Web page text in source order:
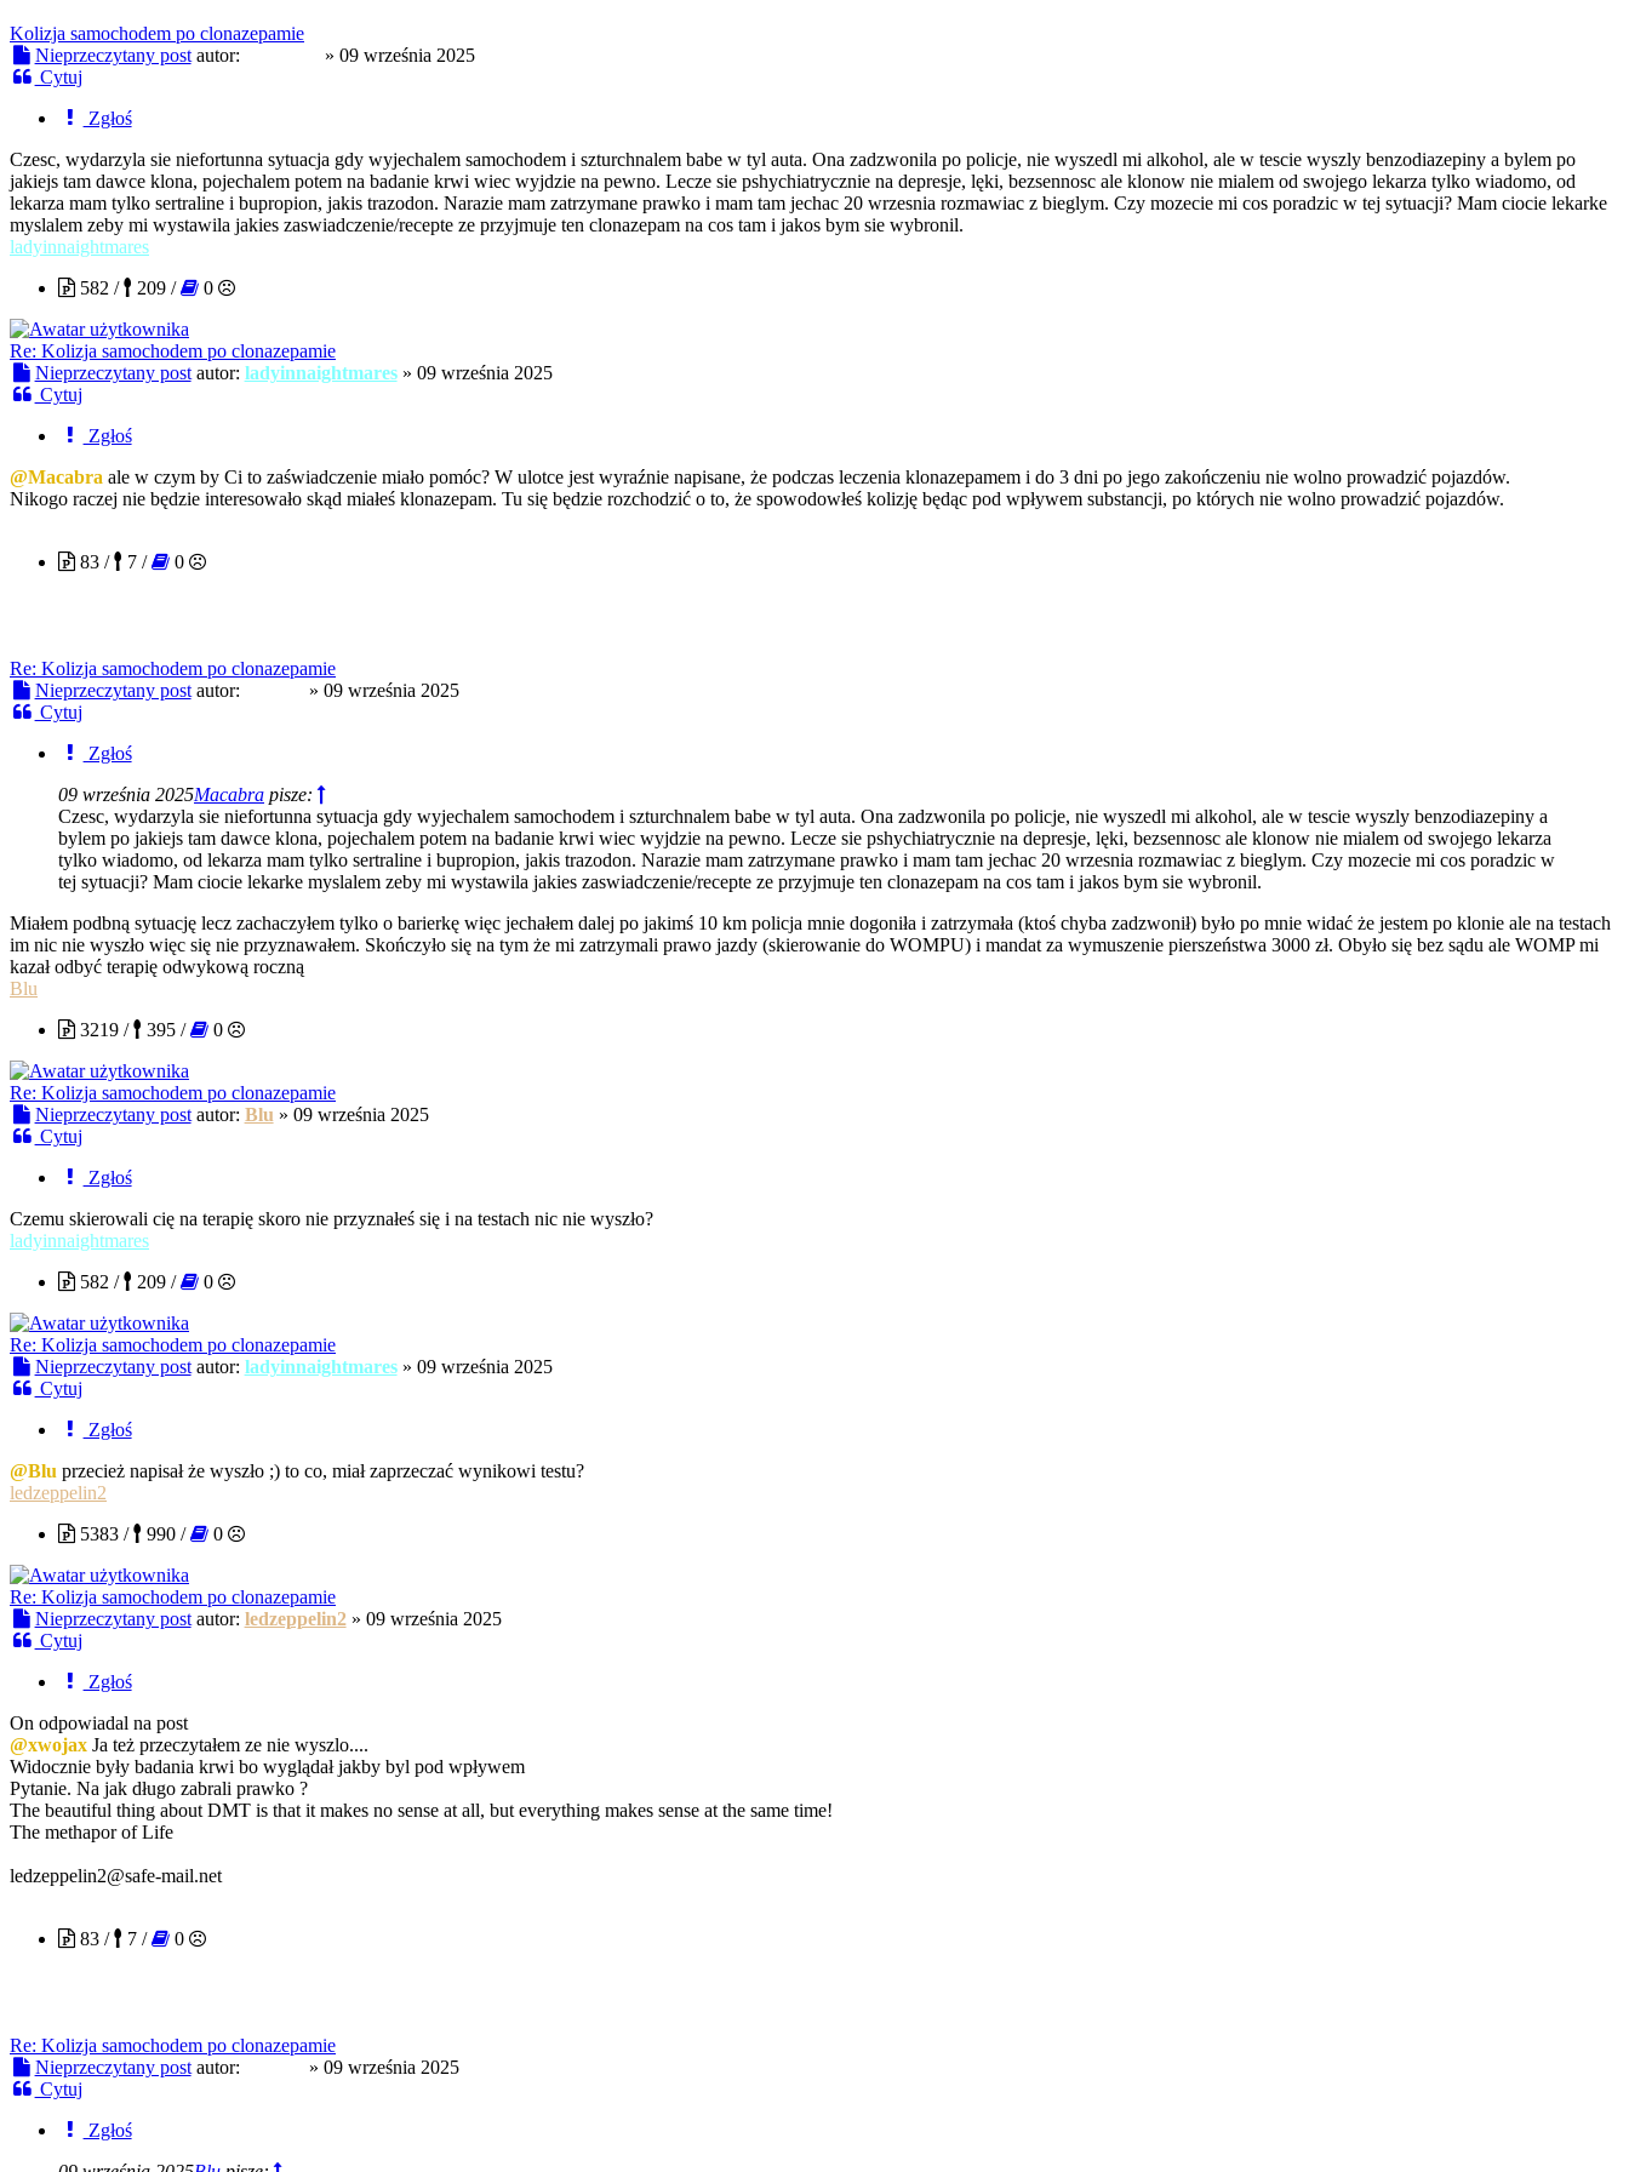
Kolizja samochodem po clonazepamie
Nieprzeczytany post autor: » 09 września 2025
Cytuj
Zgłoś
Czesc, wydarzyla sie niefortunna sytuacja gdy wyjechalem samochodem i szturchnalem babe w tyl auta. Ona zadzwonila po policje, nie wyszedl mi alkohol, ale w tescie wyszly benzodiazepiny a bylem po
jakiejs tam dawce klona, pojechalem potem na badanie krwi wiec wyjdzie na pewno. Lecze sie pshychiatrycznie na depresje, lęki, bezsennosc ale klonow nie mialem od swojego lekarza tylko wiadomo, od
lekarza mam tylko sertraline i bupropion, jakis trazodon. Narazie mam zatrzymane prawko i mam tam jechac 20 wrzesnia rozmawiac z bieglym. Czy mozecie mi cos poradzic w tej sytuacji? Mam ciocie lekarke
myslalem zeby mi wystawila jakies zaswiadczenie/recepte ze przyjmuje ten clonazepam na cos tam i jakos bym sie wybronil.
ladyinnaightmares
582 /
209 / 0
Re: Kolizja samochodem po clonazepamie
Nieprzeczytany post autor: ladyinnaightmares» 09 września 2025
Cytuj
Zgłoś
@Macabra ale w czym by Ci to zaświadczenie miało pomóc? W ulotce jest wyraźnie napisane, że podczas leczenia klonazepamem i do 3 dni po jego zakończeniu nie wolno prowadzić pojazdów.
Nikogo raczej nie będzie interesowało skąd miałeś klonazepam. Tu się będzie rozchodzić o to, że spowodowłeś kolizję będąc pod wpływem substancji, po których nie wolno prowadzić pojazdów.
83 /
7 / 0
Re: Kolizja samochodem po clonazepamie
Nieprzeczytany post autor: » 09 września 2025
Cytuj
Zgłoś
09 września 2025Macabra pisze:
Czesc, wydarzyla sie niefortunna sytuacja gdy wyjechalem samochodem i szturchnalem babe w tyl auta. Ona zadzwonila po policje, nie wyszedl mi alkohol, ale w tescie wyszly benzodiazepiny a
bylem po jakiejs tam dawce klona, pojechalem potem na badanie krwi wiec wyjdzie na pewno. Lecze sie pshychiatrycznie na depresje, lęki, bezsennosc ale klonow nie mialem od swojego lekarza
tylko wiadomo, od lekarza mam tylko sertraline i bupropion, jakis trazodon. Narazie mam zatrzymane prawko i mam tam jechac 20 wrzesnia rozmawiac z bieglym. Czy mozecie mi cos poradzic w
tej sytuacji? Mam ciocie lekarke myslalem zeby mi wystawila jakies zaswiadczenie/recepte ze przyjmuje ten clonazepam na cos tam i jakos bym sie wybronil.
Miałem podbną sytuację lecz zachaczyłem tylko o barierkę więc jechałem dalej po jakimś 10 km policja mnie dogoniła i zatrzymała (ktoś chyba zadzwonił) było po mnie widać że jestem po klonie ale na testach
im nic nie wyszło więc się nie przyznawałem. Skończyło się na tym że mi zatrzymali prawo jazdy (skierowanie do WOMPU) i mandat za wymuszenie pierszeństwa 3000 zł. Obyło się bez sądu ale WOMP mi
kazał odbyć terapię odwykową roczną
Blu
3219 /
395 / 0
Re: Kolizja samochodem po clonazepamie
Nieprzeczytany post autor: Blu » 09 września 2025
Cytuj
Zgłoś
Czemu skierowali cię na terapię skoro nie przyznałeś się i na testach nic nie wyszło?
ladyinnaightmares
582 /
209 / 0
Re: Kolizja samochodem po clonazepamie
Nieprzeczytany post autor: ladyinnaightmares» 09 września 2025
Cytuj
Zgłoś
@Blu przecież napisał że wyszło ;) to co, miał zaprzeczać wynikowi testu?
ledzeppelin2
5383 /
990 / 0
Re: Kolizja samochodem po clonazepamie
Nieprzeczytany post autor: ledzeppelin2» 09 września 2025
Cytuj
Zgłoś
On odpowiadal na post
@xwojax Ja też przeczytałem ze nie wyszlo....
Widocznie były badania krwi bo wyglądał jakby byl pod wpływem
Pytanie. Na jak długo zabrali prawko ?
The beautiful thing about DMT is that it makes no sense at all, but everything makes sense at the same time!
The methapor of Life
ledzeppelin2@safe-mail.net
83 /
7 / 0
Re: Kolizja samochodem po clonazepamie
Nieprzeczytany post autor: » 09 września 2025
Cytuj
Zgłoś